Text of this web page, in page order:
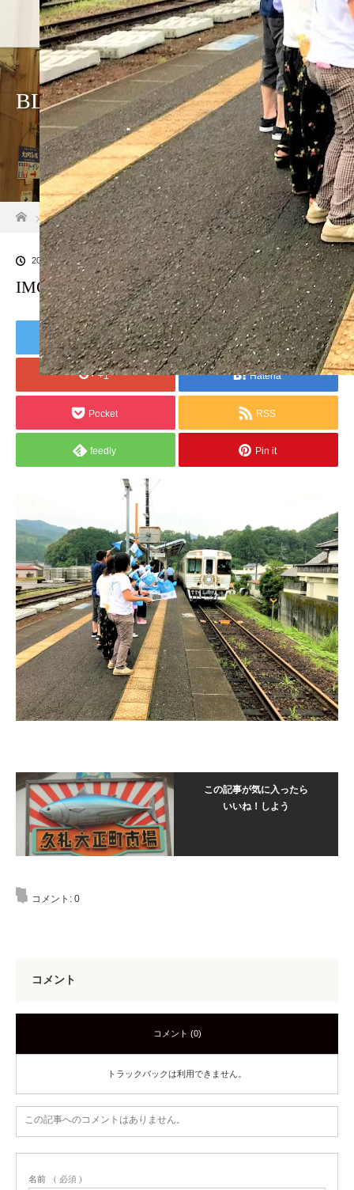
ホーム 店舗紹介 アクセ
BLOG
ホーム
ブログ一覧 IMG_9736
2020.07.4
IMG_9736
Tweet Share
+1 Hatena
Pocket RSS
feedly Pin it
この記事が気に入ったら
いいね！しよう
コメント: 0
コメント
コメント (0)
トラックバックは利用できません。
この記事へのコメントはありません。
名前 ( 必須 )